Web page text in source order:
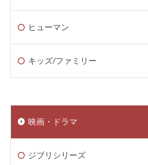
ヒューマン
キッズ/ファミリー
映画・ドラマ
ジブリシリーズ